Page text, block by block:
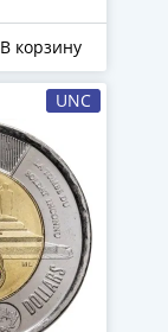
В корзину
UNC